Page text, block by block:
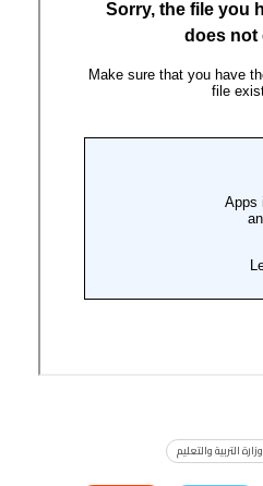
وزارة التربية والتعليم